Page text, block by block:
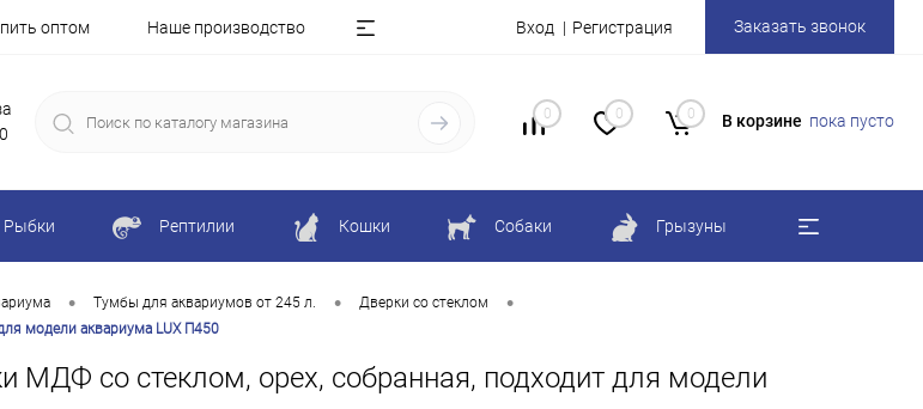
оптом Наше производство Вход Регистрация Заказать звонок
0 0 0 В корзине пока пусто
Рыбки Рептилии Кошки Собаки Грызуны
• Тумбы для аквариумов от 245 л. • Дверки со стеклом •
модели аквариума LUX П450
МДФ со стеклом, орех, собранная, подходит для модели